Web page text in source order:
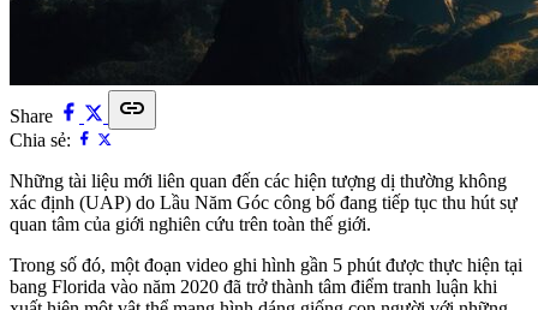
Share link
Chia sẻ:
Những tài liệu mới liên quan đến các hiện tượng dị thường không
xác định (UAP) do Lầu Năm Góc công bố đang tiếp tục thu hút sự
quan tâm của giới nghiên cứu trên toàn thế giới.
Trong số đó, một đoạn video ghi hình gần 5 phút được thực hiện tại
bang Florida vào năm 2020 đã trở thành tâm điểm tranh luận khi